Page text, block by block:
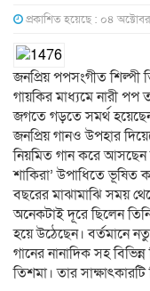
প্রকাশিত হয়েছে : ০৪
জনপ্রিয় পপসংগীত শিল্পী
গায়কির মাধ্যমে নারী পপ
জগতে গড়তে সমর্থ
জনপ্রিয় গানও উপহার
নিয়মিত গান করে আসছেন
শাকিরা’ উপাধিতে ভূষিত
বছরের মাঝামাঝি সময়
অনেকটাই দূরে ছিলেন
হয়ে উঠেছেন। বর্তমানে
গানের নানাদিক সহ
তিশমা। তার